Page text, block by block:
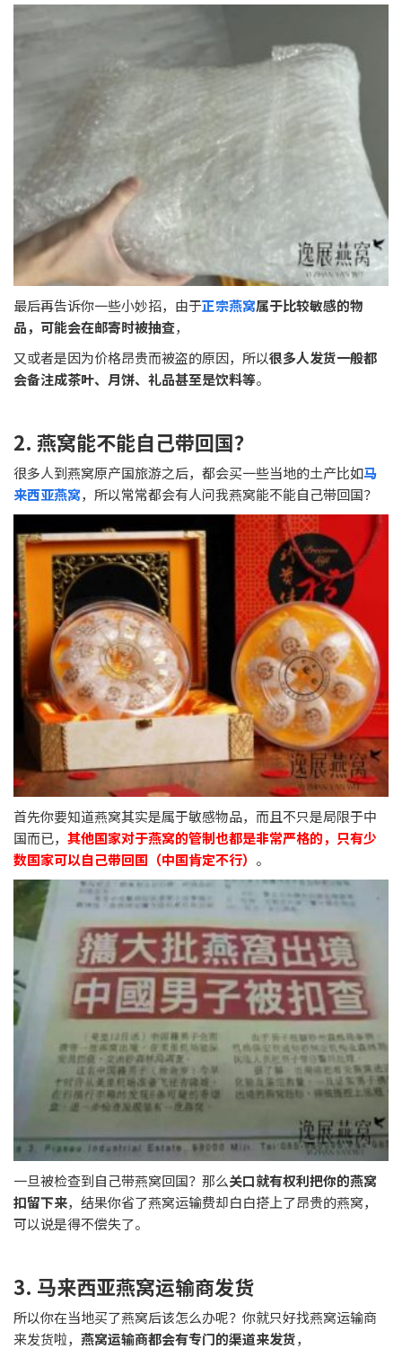
最后再告诉你一些小妙招，由于正宗燕窝属于比较敏感的物
品，可能会在邮寄时被抽查，
又或者是因为价格昂贵而被盗的原因，所以很多人发货一般都
会备注成茶叶、月饼、礼品甚至是饮料等。
2. 燕窝能不能自己带回国？
很多人到燕窝原产国旅游之后，都会买一些当地的土产比如马
来西亚燕窝，所以常常都会有人问我燕窝能不能自己带回国？
首先你要知道燕窝其实是属于敏感物品，而且不只是局限于中
国而已， 其他国家对于燕窝的管制也都是非常严格的，只有少
数国家可以自己带回国（中国肯定不行） 。
一旦被检查到自己带燕窝回国？那么关口就有权利把你的燕窝
扣留下来，结果你省了燕窝运输费却白白搭上了昂贵的燕窝，
可以说是得不偿失了。
3. 马来西亚燕窝运输商发货
所以你在当地买了燕窝后该怎么办呢？你就只好找燕窝运输商
来发货啦， 燕窝运输商都会有专门的渠道来发货，